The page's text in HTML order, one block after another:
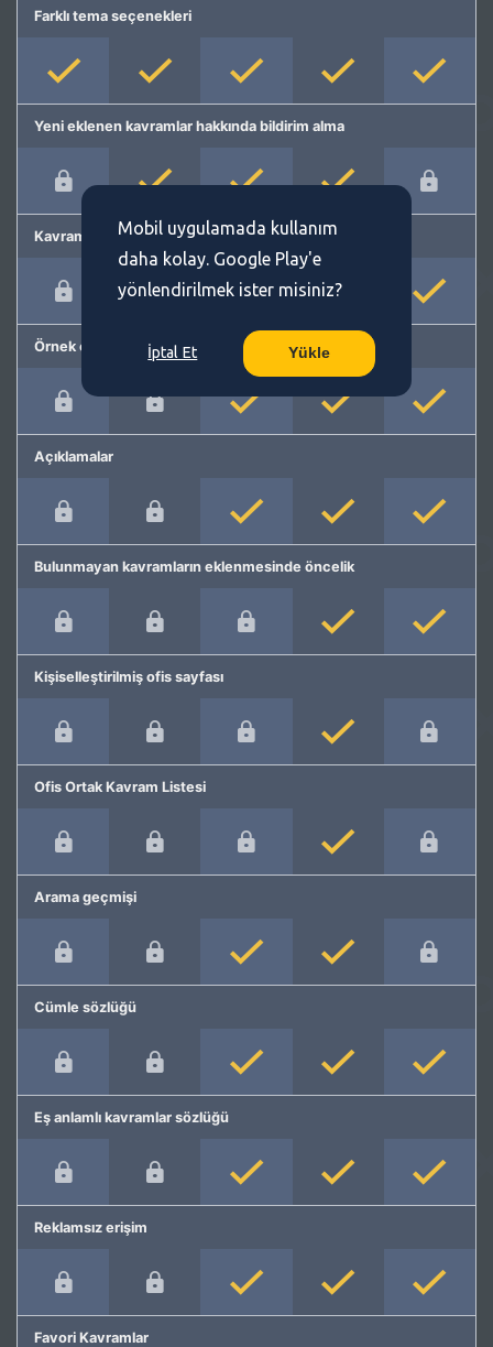
Farklı tema seçenekleri
Yeni eklenen kavramlar hakkında bildirim alma
Kavram önerme
Örnek cümleler
Açıklamalar
Bulunmayan kavramların eklenmesinde öncelik
Kişiselleştirilmiş ofis sayfası
Ofis Ortak Kavram Listesi
Arama geçmişi
Cümle sözlüğü
Eş anlamlı kavramlar sözlüğü
Reklamsız erişim
Favori Kavramlar
Mobil uygulamada kullanım
daha kolay. Google Play'e
yönlendirilmek ister misiniz?
İptal Et Yükle